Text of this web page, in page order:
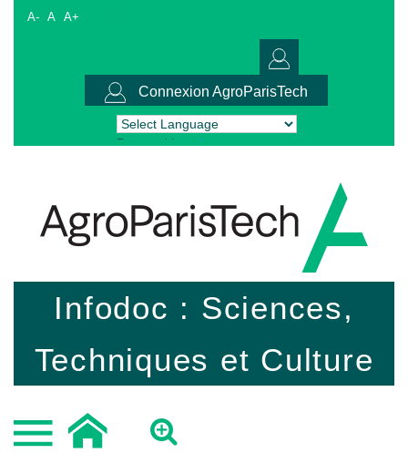
A- A A+
Connexion AgroParisTech
Powered by Translate
Infodoc : Sciences,
Techniques et Culture